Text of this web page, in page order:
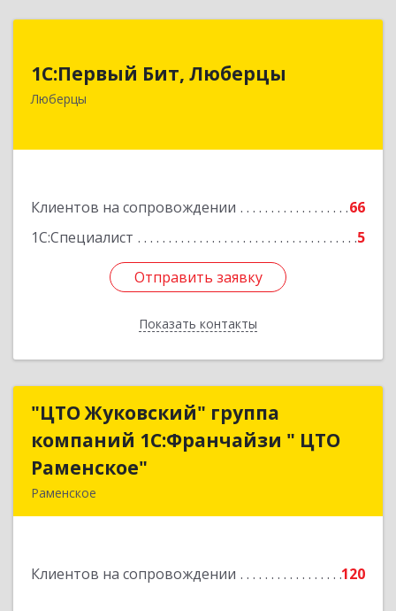
1С:Первый Бит, Люберцы
Люберцы
Клиентов на сопровождении
66
1С:Специалист
5
Отправить заявку
Показать контакты
140009, Московская обл, Люберецкий р-н,
Люберцы г, Митрофанова ул, дом № 20А, оф.15
Подробнее
Отправить заявку
Назад
"ЦТО Жуковский" группа
компаний 1С:Франчайзи " ЦТО
Раменское"
Раменское
Клиентов на сопровождении 120
"ЦТО Жуковский" группа
компаний 1С:Франчайзи " ЦТО
Подробнее